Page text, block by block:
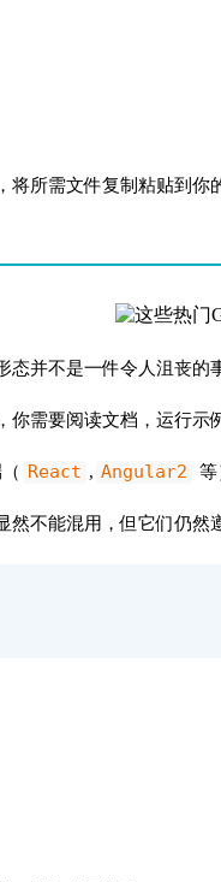
将所需文件复制粘贴到
并不是一件令人沮丧的
你需要阅读文档，运行
React , Angular2 等
不能混用，但它们仍然